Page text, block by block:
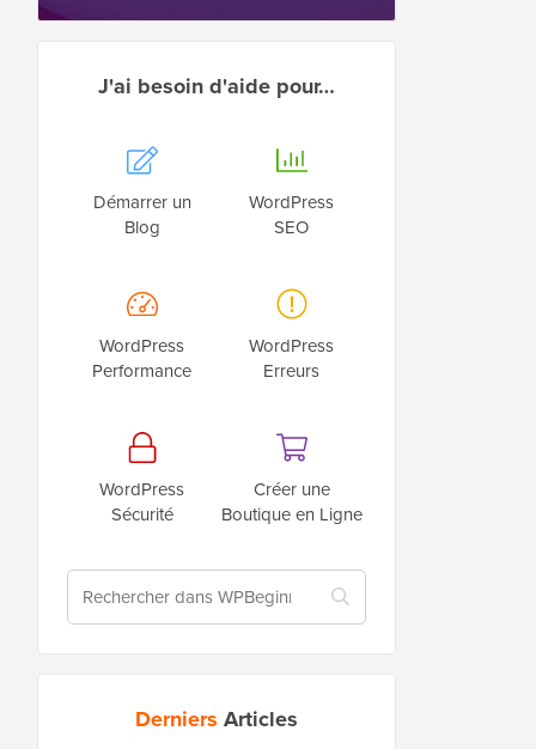
J'ai besoin d'aide pour…
Démarrer un
Blog
WordPress
SEO
WordPress
Performance
WordPress
Erreurs
WordPress
Sécurité
Créer une
Boutique en Ligne
Derniers Articles